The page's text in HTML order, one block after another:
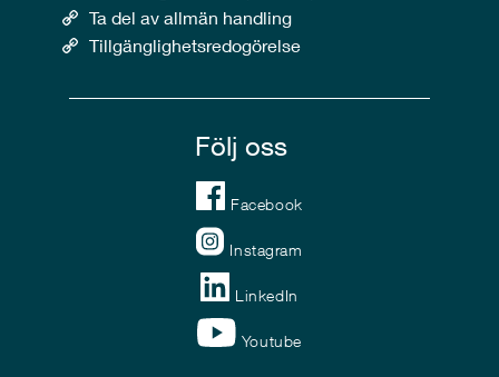
Ta del av allmän handling
Tillgänglighetsredogörelse
Följ oss
Facebook
Instagram
LinkedIn
Youtube